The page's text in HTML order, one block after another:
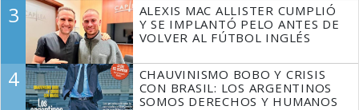
3
ALEXIS MAC ALLISTER CUMPLIÓ
Y SE IMPLANTÓ PELO ANTES DE
VOLVER AL FÚTBOL INGLÉS
4
CHAUVINISMO BOBO Y CRISIS
CON BRASIL: LOS ARGENTINOS
SOMOS DERECHOS Y HUMANOS